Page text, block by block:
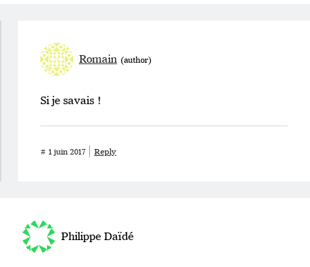
Romain
Si je savais !
# 1 juin 2017 Reply
Philippe Daïdé